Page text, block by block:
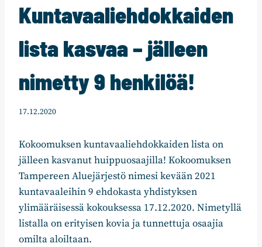
Kuntavaaliehdokkaiden
lista kasvaa – jälleen
nimetty 9 henkilöä!
17.12.2020
Kokoomuksen kuntavaaliehdokkaiden lista on
jälleen kasvanut huippuosaajilla! Kokoomuksen
Tampereen Aluejärjestö nimesi kevään 2021
kuntavaaleihin 9 ehdokasta yhdistyksen
ylimääräisessä kokouksessa 17.12.2020. Nimetyllä
listalla on erityisen kovia ja tunnettuja osaajia
omilta aloiltaan.